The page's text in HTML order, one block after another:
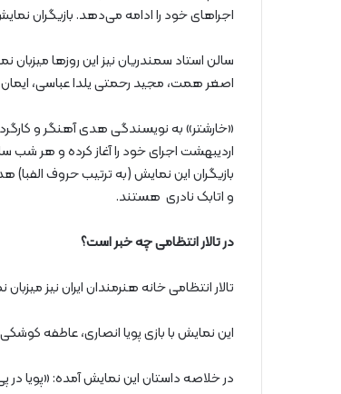
اجراهای خود را ادامه می‌دهد. بازیگران
سالن استاد سمندریان نیز این روزها
اصغر همت، مجید رحمتی یلدا عباسی، ایمان سلگی
اردیبهشت اجرای خود را آغاز کرده و هر شب ساعت ۲۰:۴۵ به صحنه
بازیگران این نمایش (به ترتیب حروف
و اتابک‌ نادری هستند.
در تالار انتظامی چه خبر است؟
تالار انتظامی خانه هنرمندان ایران نیز
این نمایش با بازی پویا ‌انصاری، عاطفه
در خلاصه داستان این نمایش آمده: «پویا